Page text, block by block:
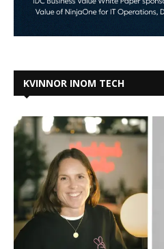
KVINNOR INOM TECH